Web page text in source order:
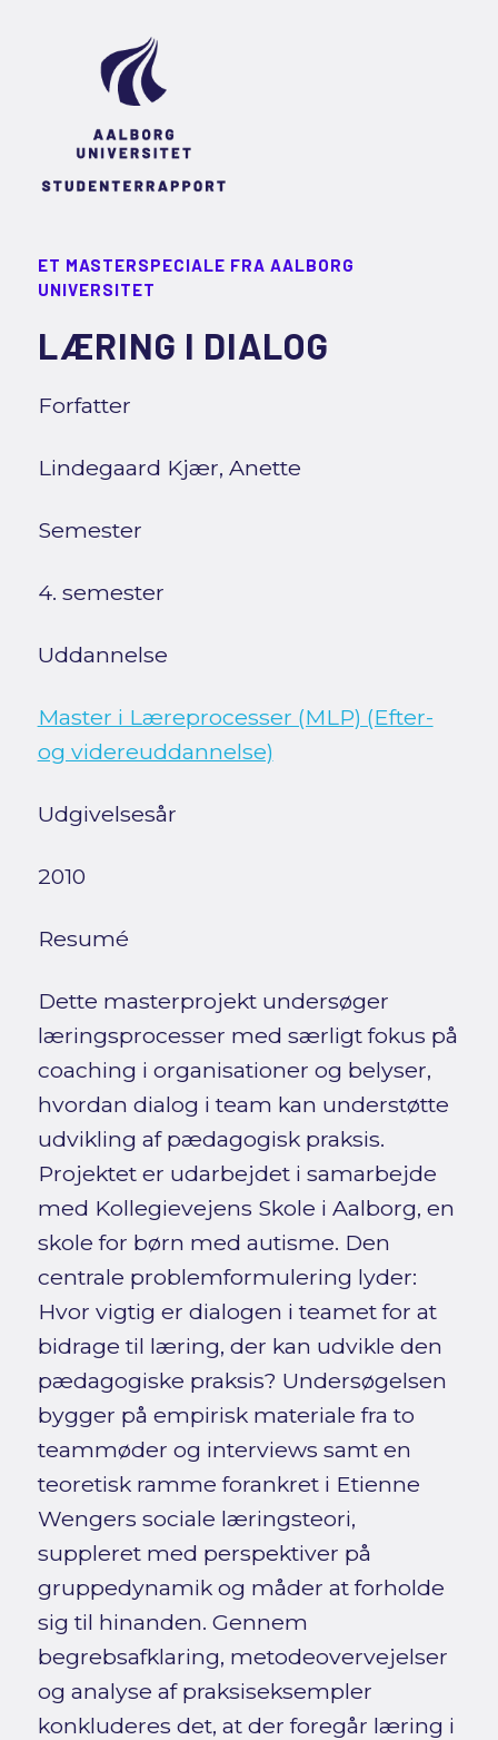
ET MASTERSPECIALE FRA AALBORG
UNIVERSITET
LÆRING I DIALOG
Forfatter
Lindegaard Kjær, Anette
Semester
4. semester
Uddannelse
Master i Læreprocesser (MLP) (Efter-
og videreuddannelse)
Udgivelsesår
2010
Resumé
Dette masterprojekt undersøger
læringsprocesser med særligt fokus på
coaching i organisationer og belyser,
hvordan dialog i team kan understøtte
udvikling af pædagogisk praksis.
Projektet er udarbejdet i samarbejde
med Kollegievejens Skole i Aalborg, en
skole for børn med autisme. Den
centrale problemformulering lyder:
Hvor vigtig er dialogen i teamet for at
bidrage til læring, der kan udvikle den
pædagogiske praksis? Undersøgelsen
bygger på empirisk materiale fra to
teammøder og interviews samt en
teoretisk ramme forankret i Etienne
Wengers sociale læringsteori,
suppleret med perspektiver på
gruppedynamik og måder at forholde
sig til hinanden. Gennem
begrebsafklaring, metodeovervejelser
og analyse af praksiseksempler
konkluderes det, at der foregår læring i